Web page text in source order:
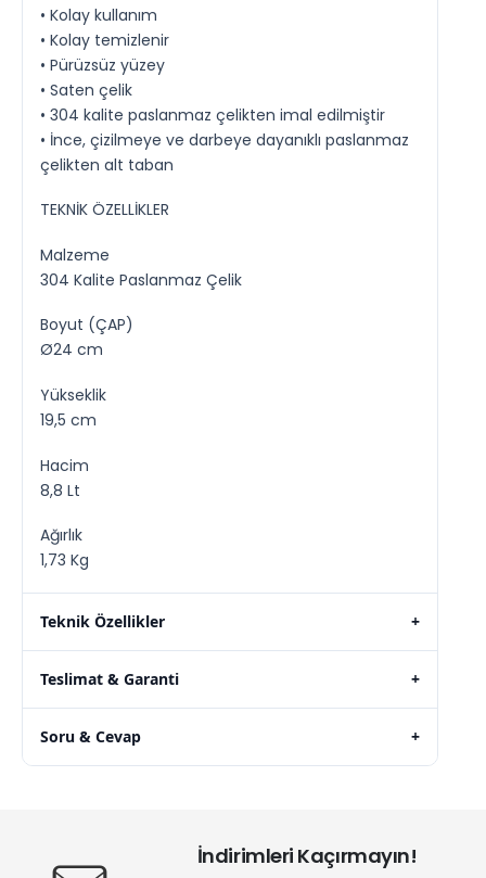
• Kolay kullanım
• Kolay temizlenir
• Pürüzsüz yüzey
• Saten çelik
• 304 kalite paslanmaz çelikten imal edilmiştir
• İnce, çizilmeye ve darbeye dayanıklı paslanmaz
çelikten alt taban
TEKNİK ÖZELLİKLER
Malzeme
304 Kalite Paslanmaz Çelik
Boyut (ÇAP)
Ø24 cm
Yükseklik
19,5 cm
Hacim
8,8 Lt
Ağırlık
1,73 Kg
Teknik Özellikler +
Teslimat & Garanti +
Soru & Cevap +
İndirimleri Kaçırmayın!